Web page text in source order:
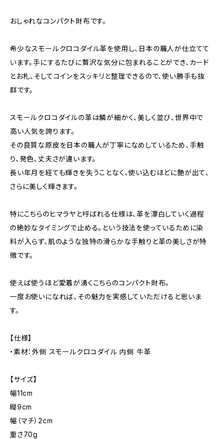
おしゃれなコンパクト財布です。
希少なスモールクロコダイル革を使用し、日本の職人が仕立てて
います。手にするたびに贅沢な気分に包まれることができ、カード
とお札、そしてコインをスッキリと整理できるので、使い勝手も抜
群です。
スモールクロコダイルの革は鱗が細かく、美しく並び、世界中で
高い人気を誇ります。
その良質な原皮を日本の職人が丁寧になめしているため、手触
り、発色、丈夫さが違います。
長い年月を経ても輝きを失うことなく、使い込むほどに艶が出て、
さらに美しく輝きます。
特にこちらのヒマラヤと呼ばれる仕様は、革を漂白していく過程
の絶妙なタイミングで止める。という技法を使っているために染
料が入らず、肌のような独特の滑らかな手触りと革の美しさが特
徴です。
使えば使うほど愛着が湧くこちらのコンパクト財布。
一度お使いになれば、その魅力を実感していただけると思いま
す。
【仕様】
・素材：外側 スモールクロコダイル 内側 牛革
【サイズ】
幅11cm
縦9cm
幅（マチ）2cm
重さ70g